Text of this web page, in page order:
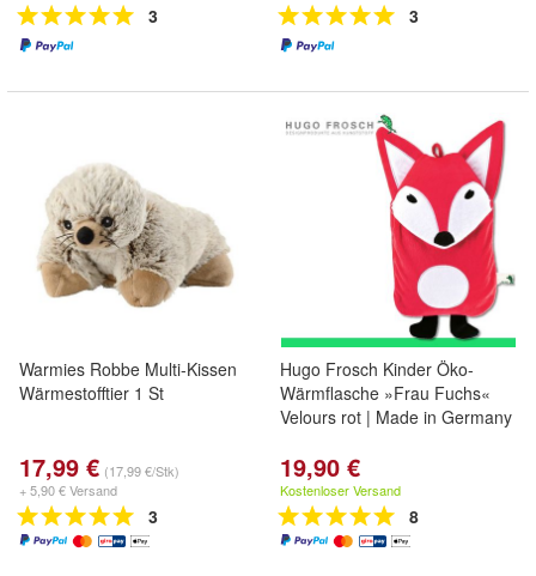
3 3
Warmies Robbe Multi-Kissen
Wärmestofftier 1 St
17,99 € (17,99 €/Stk)
+ 5,90 € Versand
3
Hugo Frosch Kinder Öko-
Wärmflasche »Frau Fuchs«
Velours rot | Made in Germany
19,90 €
Kostenloser Versand
8